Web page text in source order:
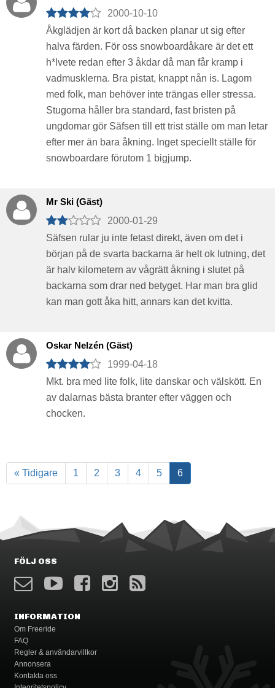
2000-10-10
Åkglädjen är kort då backen planar ut sig efter
halva färden. För oss snowboardåkare är det ett
h*lvete redan efter 3 åkdar då man får kramp i
vadmusklerna. Bra pistat, knappt nån is. Lagom
med folk, man behöver inte trängas eller stressa.
Stugorna håller bra standard, fast bristen på
ungdomar gör Säfsen till ett trist ställe om man letar
efter mer än bara åkning. Inget speciellt ställe för
snowboardare förutom 1 bigjump.
Mr Ski (Gäst)
2000-01-29
Säfsen rular ju inte fetast direkt, även om det i
början på de svarta backarna är helt ok lutning, det
är halv kilometern av vågrätt åkning i slutet på
backarna som drar ned betyget. Har man bra glid
kan man gott åka hitt, annars kan det kvitta.
Oskar Nelzén (Gäst)
1999-04-18
Mkt. bra med lite folk, lite danskar och välskött. En
av dalarnas bästa branter efter väggen och
chocken.
« Tidigare 1 2 3 4 5 6
FÖLJ OSS
INFORMATION
Om Freeride
FAQ
Regler & användarvillkor
Annonsera
Kontakta oss